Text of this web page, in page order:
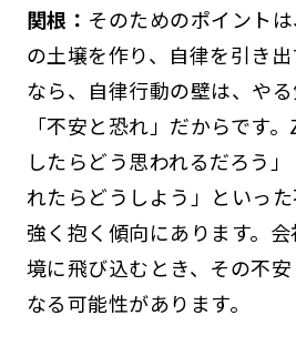
関根： そのためのポイントは
の土壌を作り、自律を引き
なら、自律行動の壁は、や
「不安と恐れ」だからです
したらどう思われるだろう
れたらどうしよう」といっ
強く抱く傾向にあります。
境に飛び込むとき、その不
なる可能性があります。